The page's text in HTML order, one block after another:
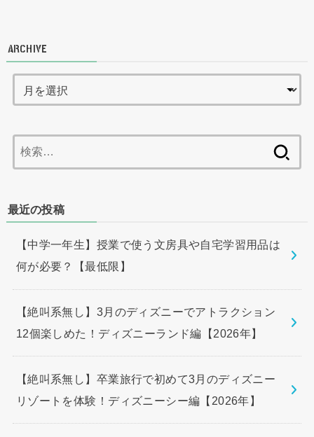
ARCHIVE
索:
最近の投稿
【中学一年生】授業で使う文房具や自宅学習用品は
何が必要？【最低限】
【絶叫系無し】3月のディズニーでアトラクション
12個楽しめた！ディズニーランド編【2026年】
【絶叫系無し】卒業旅行で初めて3月のディズニー
リゾートを体験！ディズニーシー編【2026年】